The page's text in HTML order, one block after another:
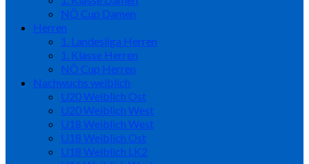
NÖ Cup Damen
Herren
1. Landesliga Herren
1. Klasse Herren
NÖ Cup Herren
Nachwuchs weiblich
U20 Weiblich Ost
U20 Weiblich West
U18 Weiblich West
U18 Weiblich Ost
U18 Weiblich LK2